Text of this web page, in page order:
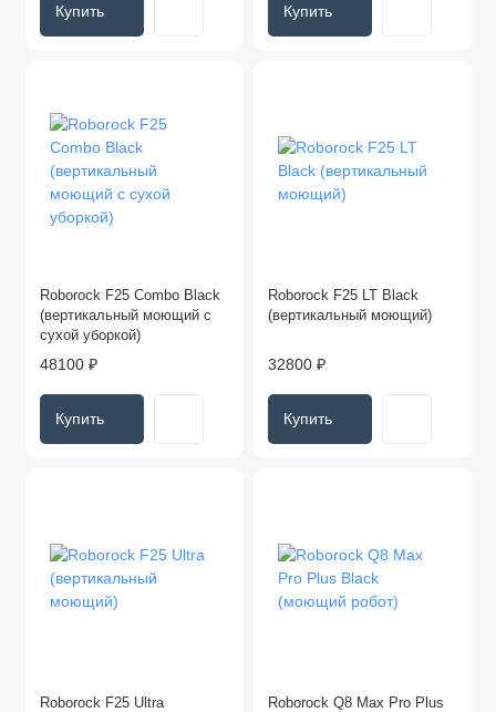
Купить Купить
Roborock F25 Combo Black
(вертикальный моющий с
сухой уборкой)
48100 ₽
Купить
Roborock F25 LT Black
(вертикальный моющий)
32800 ₽
Купить
Roborock F25 Ultra
Roborock Q8 Max Pro Plus